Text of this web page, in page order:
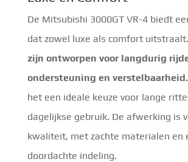
De Mitsubishi 3000GT VR-4 biedt
dat zowel luxe als comfort uitstraalt.
zijn ontworpen voor langdurig
ondersteuning en verstelbaarheid.
het een ideale keuze voor lange
dagelijkse gebruik. De afwerking is
kwaliteit, met zachte materialen en
doordachte indeling.